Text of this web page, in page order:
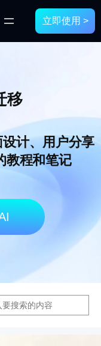
立即使用 >
移
计、用户分享
教程和笔记